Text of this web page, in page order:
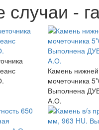
случаи -
Камень нижней
мочеточника
Выполнена
А.О.